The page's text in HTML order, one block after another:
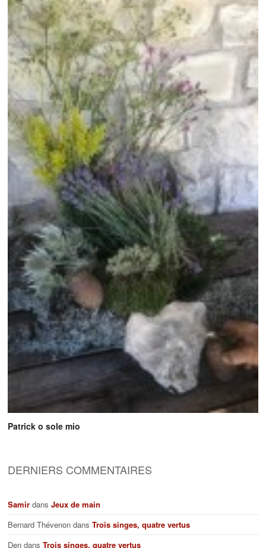
Patrick o sole mio
DERNIERS COMMENTAIRES
Samir dansJeux de main
Bernard Thévenon dansTrois singes, quatre vertus
Den dansTrois singes, quatre vertus